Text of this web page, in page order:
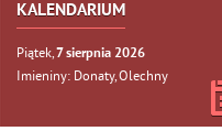
KALENDARIUM
Piątek, 7sierpnia 2026
Imieniny: Donaty, Olechny